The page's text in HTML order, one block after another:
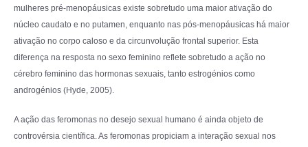
mulheres pré-menopáusicas existe sobretudo uma maior ativação do
núcleo caudato e no putamen, enquanto nas pós-menopáusicas há maior
ativação no corpo caloso e da circunvolução frontal superior. Esta
diferença na resposta no sexo feminino reflete sobretudo a ação no
cérebro feminino das hormonas sexuais, tanto estrogénios como
androgénios (Hyde, 2005).
A ação das feromonas no desejo sexual humano é ainda objeto de
controvérsia científica. As feromonas propiciam a interação sexual nos